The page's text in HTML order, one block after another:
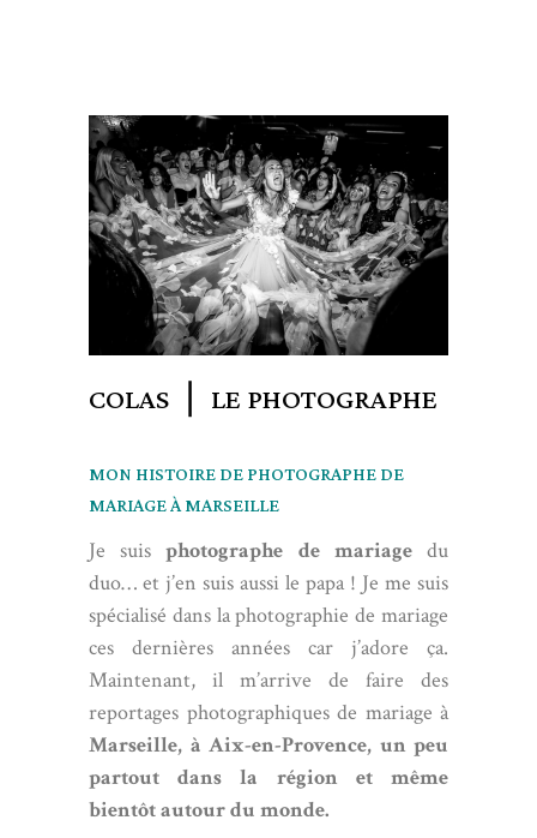
COLAS ❘ LE PHOTOGRAPHE
MON HISTOIRE DE PHOTOGRAPHE DE
MARIAGE À MARSEILLE
Je suisphotographe de mariagedu
duo… et j’en suis aussi le papa ! Je me suis
spécialisé dans la photographie de mariage
ces dernières années car j’adore ça.
Maintenant, il m’arrive de faire des
reportages photographiques de mariage à
Marseille, à Aix-en-Provence, un peu
partout dans la région et même
bientôt autour du monde.